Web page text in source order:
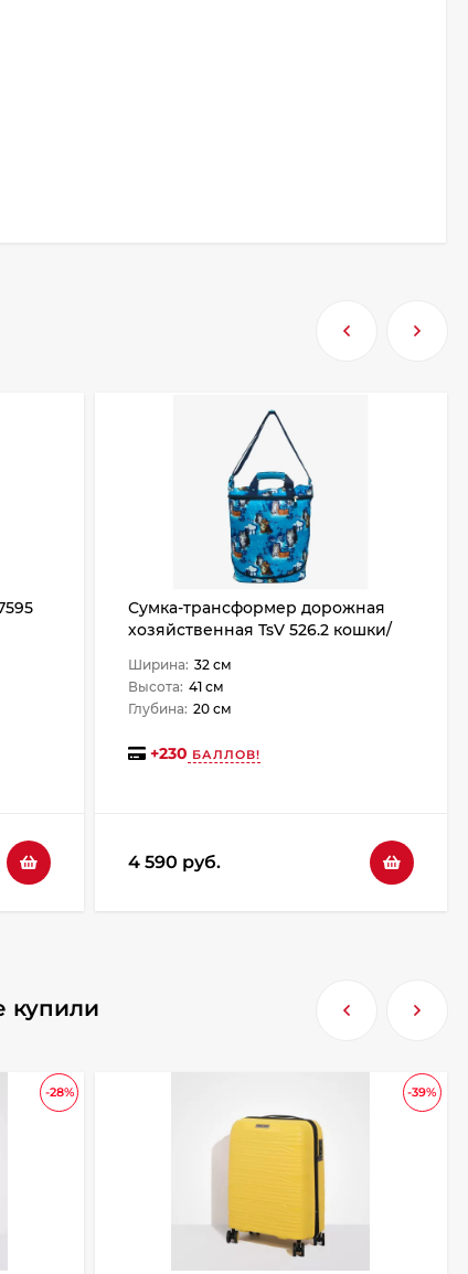
Сумка-трансформер дорожная
хозяйственная TsV 526.2 кошки/
Ширина: 32 см
Высота: 41 см
Глубина: 20 см
+230 БАЛЛОВ!
4 590 руб.
купили
-28% -39%